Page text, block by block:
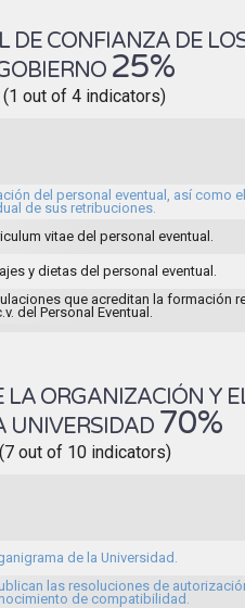
DE CONFIANZA DE
25%
(1 out of 4 indicators)
del personal eventual, así como
de sus retribuciones.
vitae del personal eventual.
y dietas del personal eventual.
que acreditan la formación
del Personal Eventual.
LA ORGANIZACIÓN Y
UNIVERSIDAD 70%
(7 out of 10 indicators)
de la Universidad.
las resoluciones de
de compatibilidad.